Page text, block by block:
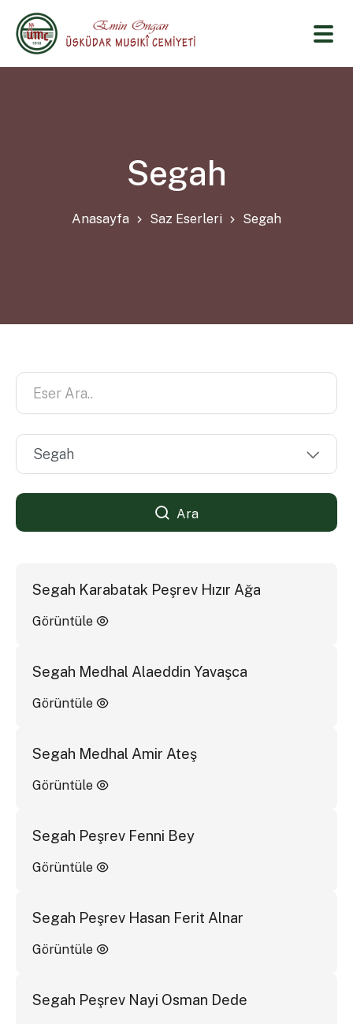
Segah
Anasayfa Saz Eserleri Segah
Ara
Segah Karabatak Peşrev Hızır Ağa
Görüntüle
Segah Medhal Alaeddin Yavaşca
Görüntüle
Segah Medhal Amir Ateş
Görüntüle
Segah Peşrev Fenni Bey
Görüntüle
Segah Peşrev Hasan Ferit Alnar
Görüntüle
Segah Peşrev Nayi Osman Dede